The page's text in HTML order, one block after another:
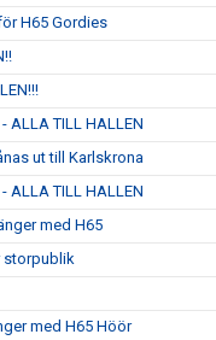
H65 Gordies
ALLA TILL HALLEN
ut till Karlskrona
ALLA TILL HALLEN
med H65
storpublik
med H65 Höör